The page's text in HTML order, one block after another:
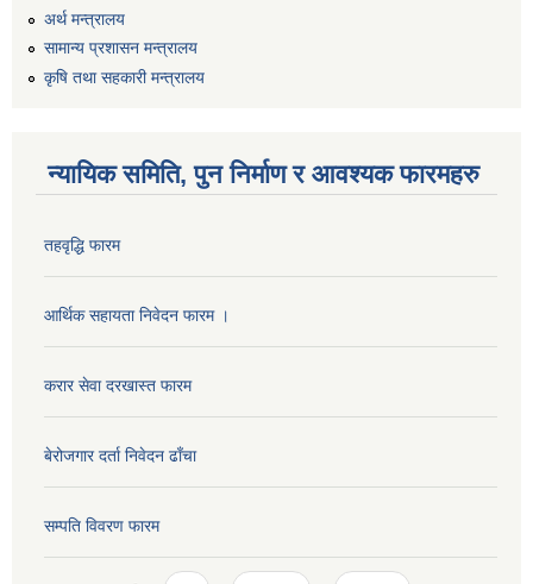
अर्थ मन्त्रालय
सामान्य प्रशासन मन्त्रालय
कृषि तथा सहकारी मन्त्रालय
न्यायिक समिति, पुन निर्माण र आवश्यक फारमहरु
तहवृद्धि फारम
आर्थिक सहायता निवेदन फारम ।
करार सेवा दरखास्त फारम
बेरोजगार दर्ता निवेदन ढाँचा
सम्पति विवरण फारम